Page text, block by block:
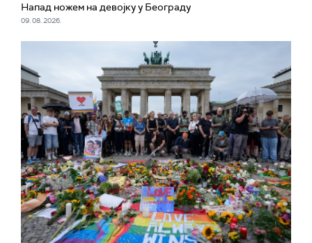
Напад ножем на девојку у Београду
09. 08. 2026.